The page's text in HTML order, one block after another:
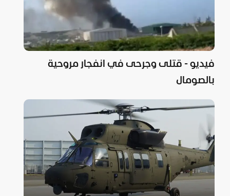
فيديو - قتلى وجرحى في انفجار مروحية
بالصومال